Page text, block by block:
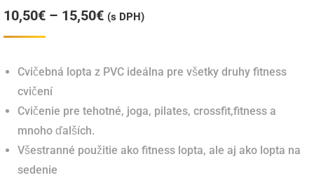
10,50€ – 15,50€Price
through
(s DPH)
Cvičebná lopta z PVC ideálna pre všetky druhy fitness
cvičení
Cvičenie pre tehotné, joga, pilates, crossfit,fitness a
mnoho ďalších.
Všestranné použitie ako fitness lopta, ale aj ako lopta na
sedenie